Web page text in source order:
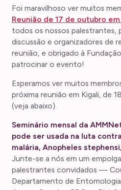
Foi maravilhoso ver muitos
Reunião de 17 de outubro
todos os nossos palestrantes,
discussão e organizadores de
reunião, e obrigado à
patrocinar o evento!
Esperamos ver muitos
próxima reunião em Kigali, de
(veja abaixo).
Seminário mensal da
pode ser usada na luta
malária, Anopheles
Junte-se a nós em um
palestrantes convidados —
Departamento de